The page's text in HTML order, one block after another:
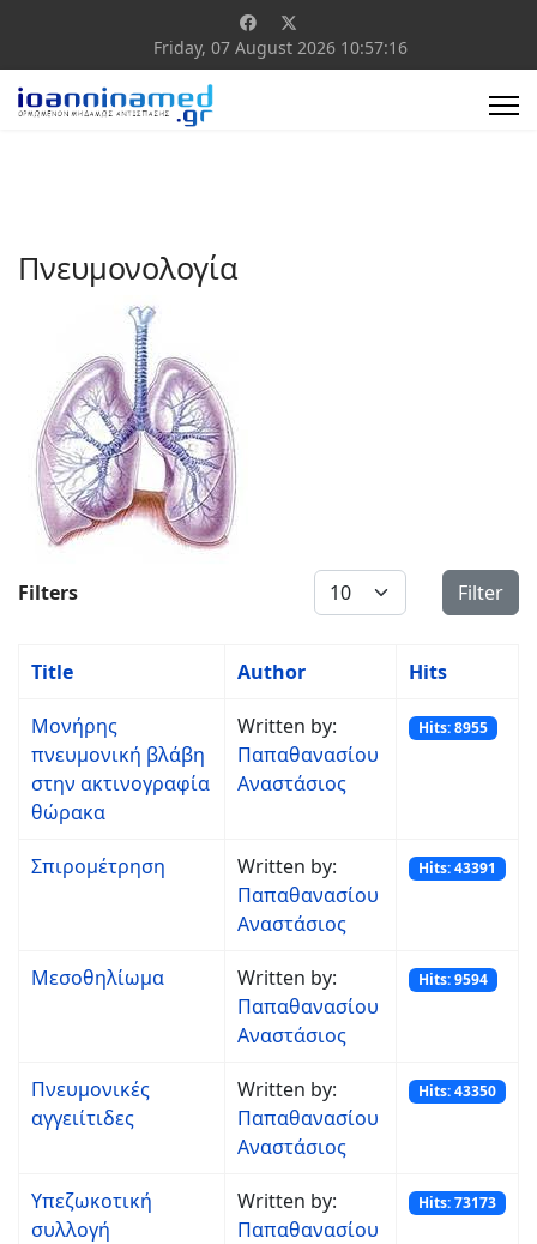
Friday, 07 August 2026 10:57:16
Πνευμονολογία
Filters Display # Filter
Title Author Hits
Μονήρης
πνευμονική βλάβη
στην ακτινογραφία
θώρακα
Written by:
Παπαθανασίου
Αναστάσιος
Hits: 8955
Σπιρομέτρηση
Written by:
Παπαθανασίου
Αναστάσιος
Hits: 43391
Μεσοθηλίωμα
Written by:
Παπαθανασίου
Αναστάσιος
Hits: 9594
Πνευμονικές
αγγειίτιδες
Written by:
Παπαθανασίου
Αναστάσιος
Hits: 43350
Υπεζωκοτική
συλλογή
Written by:
Παπαθανασίου
Hits: 73173